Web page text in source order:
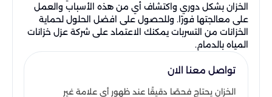
الخزان بشكل دوري واكتشاف أي من هذه الأسباب والعمل
على معالجتها فورًا. وللحصول على افضل الحلول لحماية
الخزانات من التسربات يمكنك الاعتماد على شركة عزل خزانات
المياه بالدمام.
تواصل معنا الان
الخزان يحتاج فحصًا دقيقًا عند ظهور أي علامة غير